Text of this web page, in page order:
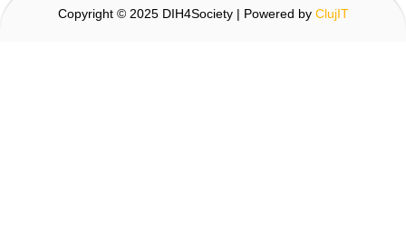
Copyright © 2025 DIH4Society | Powered by ClujIT